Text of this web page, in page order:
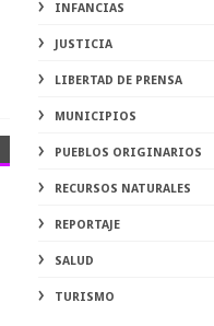
INFANCIAS
JUSTICIA
LIBERTAD DE PRENSA
MUNICIPIOS
PUEBLOS ORIGINARIOS
RECURSOS NATURALES
REPORTAJE
SALUD
TURISMO